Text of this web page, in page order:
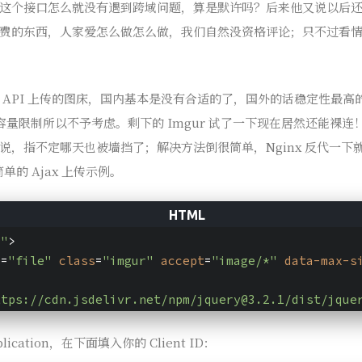
个接口怎么就没有遇到跨域问题，算是默许吗？后来他又说以后
的东西，人家爱怎么做怎么做，我们自然没资格评论；只不过看
上传的图床，国内基本是没有合适的了，国外的话稳定性最高
限制所以不予考虑。剩下的 Imgur 试了一下现在居然还能裸连
，指不定哪天也被墙挡了；解决方法倒很简单，Nginx 反代一下
的 Ajax 上传示例。
>
="file" class="imgur" accept="image/*" data-max-
cdn.jsdelivr.net/npm/jquery@3.2.1/dist/
，在下面填入你的 Client ID：